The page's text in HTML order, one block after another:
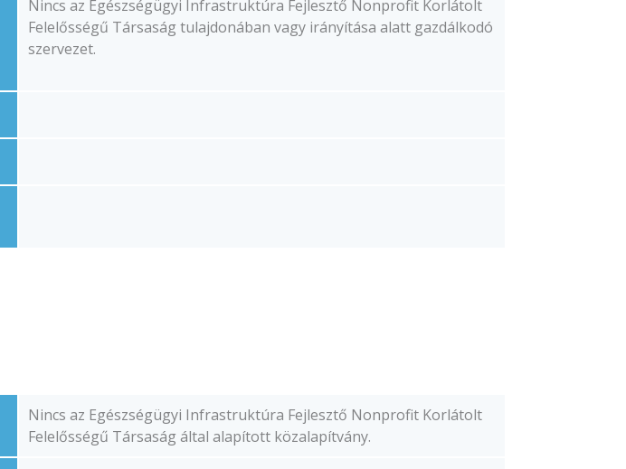
Nincs az Egészségügyi Infrastruktúra Fejlesztő Nonprofit Korlátolt
Felelősségű Társaság tulajdonában vagy irányítása alatt gazdálkodó
szervezet.
Nincs az Egészségügyi Infrastruktúra Fejlesztő Nonprofit Korlátolt
Felelősségű Társaság által alapított közalapítvány.